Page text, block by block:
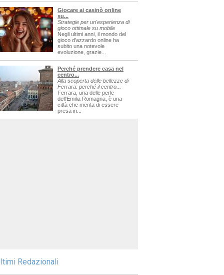
Giocare ai casinò online
su...
Strategie per un'esperienza di
gioco ottimale su mobile
Negli ultimi anni, il mondo del
gioco d'azzardo online ha
subito una notevole
evoluzione, grazie...
Perché prendere casa nel
centro...
Alla scoperta delle bellezze di
Ferrara: perché il centro...
Ferrara, una delle perle
dell'Emilia Romagna, è una
città che merita di essere
presa in...
Redazionali